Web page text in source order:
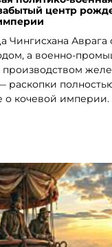
центр
Чингисхана Аврага
а военно-
раскопки
о кочевой империи.